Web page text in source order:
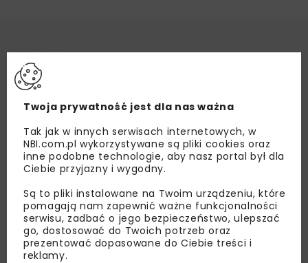
Twoja prywatność jest dla nas ważna
Tak jak w innych serwisach internetowych, w
NBI.com.pl wykorzystywane są pliki cookies oraz
inne podobne technologie, aby nasz portal był dla
Ciebie przyjazny i wygodny.
Są to pliki instalowane na Twoim urządzeniu, które
pomagają nam zapewnić ważne funkcjonalności
serwisu, zadbać o jego bezpieczeństwo, ulepszać
go, dostosować do Twoich potrzeb oraz
prezentować dopasowane do Ciebie treści i
reklamy.